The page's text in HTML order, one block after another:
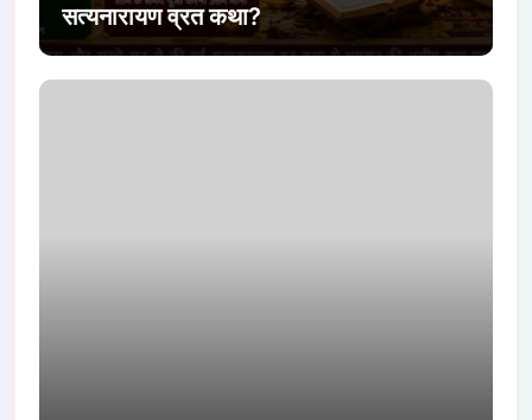
सत्यनारायण व्रत कथा?